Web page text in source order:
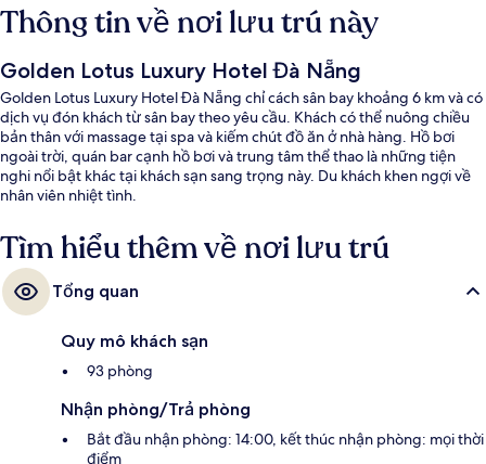
Thông tin về nơi lưu trú này
Golden Lotus Luxury Hotel Đà Nẵng
Golden Lotus Luxury Hotel Đà Nẵng chỉ cách sân bay khoảng 6 km và có
dịch vụ đón khách từ sân bay theo yêu cầu. Khách có thể nuông chiều
bản thân với massage tại spa và kiếm chút đồ ăn ở nhà hàng. Hồ bơi
ngoài trời, quán bar cạnh hồ bơi và trung tâm thể thao là những tiện
nghi nổi bật khác tại khách sạn sang trọng này. Du khách khen ngợi về
nhân viên nhiệt tình.
Tìm hiểu thêm về nơi lưu trú
Tổng quan
Quy mô khách sạn
93 phòng
Nhận phòng/Trả phòng
Bắt đầu nhận phòng: 14:00, kết thúc nhận phòng: mọi thời
điểm